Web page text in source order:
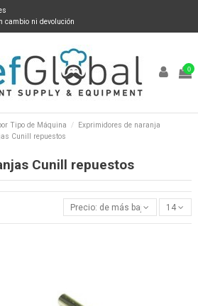
cambio ni devolución
0
Tipo de Máquina
Exprimidores de naranja
Cunill repuestos
Cunill repuestos
Precio: de más bajo a más alto
14